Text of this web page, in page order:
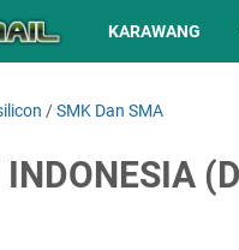
KARAWANG
/SMK Dan SMA